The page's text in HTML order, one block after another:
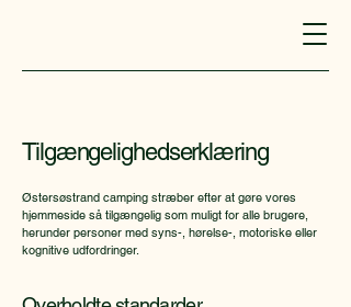
Tilgængelighedserklæring
Østersøstrand camping stræber efter at gøre vores
hjemmeside så tilgængelig som muligt for alle brugere,
herunder personer med syns-, hørelse-, motoriske eller
kognitive udfordringer.